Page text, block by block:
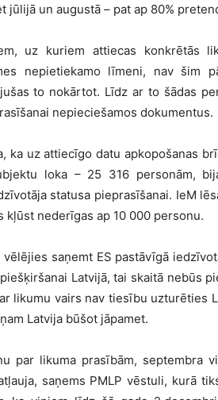
un augustā – pat ap 80%
uz kuriem attiecas konkrētās
nepietiekamo līmeni, nav šim
to nokārtot. Līdz ar to šādas
nepieciešamos dokumentus.
ka uz attiecīgo datu apkopošanas
loka – 25 316 personām,
statusa pieprasīšanai. IeM
kļūst nederīgas ap 10 000 personu.
saņemt ES pastāvīgā
Latvijā, tai skaitā nebūs
likumu vairs nav tiesību uzturēties
Latvija būšot jāpamet.
par likuma prasībām, septembra
saņems PMLP vēstuli, kurā